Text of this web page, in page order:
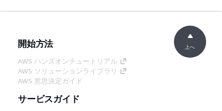
開始方法
AWS ハンズオンチュートリアル
AWS ソリューションライブラリ
AWS 意思決定ガイド
サービスガイド
上へ